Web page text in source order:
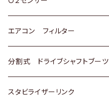
スバル
マツダ
三菱
スバル
三菱
スバル
スズキ
日産
いすゞ
トヨタ
ホンダ
スズキ
エアコン フィルター
トヨタ
ホンダ
分割式 ドライブシャフトブーツ
トヨタ
スタビライザーリンク